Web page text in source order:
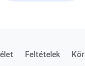
Feltételek